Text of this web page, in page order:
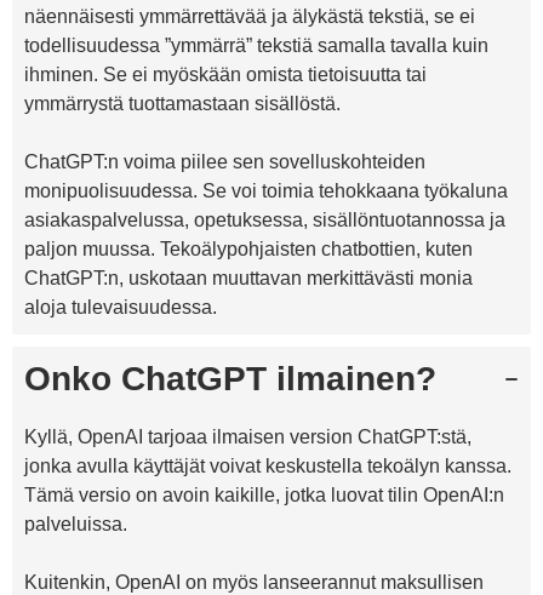
näennäisesti ymmärrettävää ja älykästä tekstiä, se ei
todellisuudessa ”ymmärrä” tekstiä samalla tavalla kuin
ihminen. Se ei myöskään omista tietoisuutta tai
ymmärrystä tuottamastaan sisällöstä.
ChatGPT:n voima piilee sen sovelluskohteiden
monipuolisuudessa. Se voi toimia tehokkaana työkaluna
asiakaspalvelussa, opetuksessa, sisällöntuotannossa ja
paljon muussa. Tekoälypohjaisten chatbottien, kuten
ChatGPT:n, uskotaan muuttavan merkittävästi monia
aloja tulevaisuudessa.
Onko ChatGPT ilmainen?
Kyllä, OpenAI tarjoaa ilmaisen version ChatGPT:stä,
jonka avulla käyttäjät voivat keskustella tekoälyn kanssa.
Tämä versio on avoin kaikille, jotka luovat tilin OpenAI:n
palveluissa.
Kuitenkin, OpenAI on myös lanseerannut maksullisen